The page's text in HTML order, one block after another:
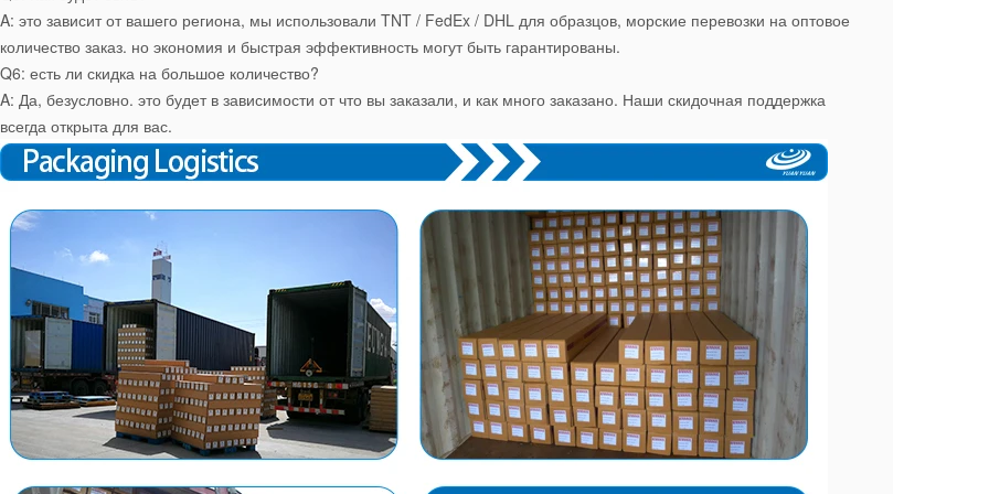
A: это зависит от вашего региона, мы использовали TNT / FedEx / DHL для образцов, морские перевозки на оптовое
количество заказ. но экономия и быстрая эффективность могут быть гарантированы.
Q6: есть ли скидка на большое количество?
A: Да, безусловно. это будет в зависимости от что вы заказали, и как много заказано. Наши скидочная поддержка
всегда открыта для вас.